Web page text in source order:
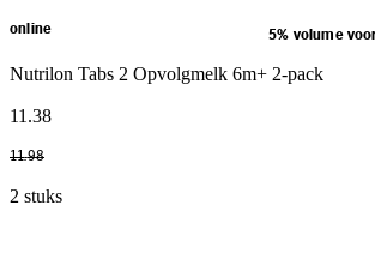
online 5% volume
Nutrilon Tabs 2 Opvolgmelk 6m+ 2-pack
11 .38
11.98
2 stuks